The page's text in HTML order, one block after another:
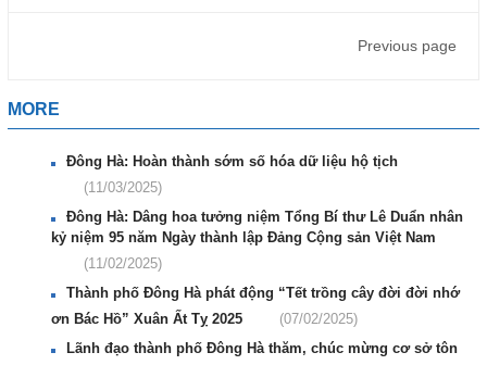
Previous page
MORE
Đông Hà: Hoàn thành sớm số hóa dữ liệu hộ tịch
(11/03/2025)
Đông Hà: Dâng hoa tưởng niệm Tổng Bí thư Lê Duẩn nhân
kỷ niệm 95 năm Ngày thành lập Đảng Cộng sản Việt Nam
(11/02/2025)
Thành phố Đông Hà phát động “Tết trồng cây đời đời nhớ
ơn Bác Hồ” Xuân Ất Tỵ 2025
(07/02/2025)
Lãnh đạo thành phố Đông Hà thăm, chúc mừng cơ sở tôn